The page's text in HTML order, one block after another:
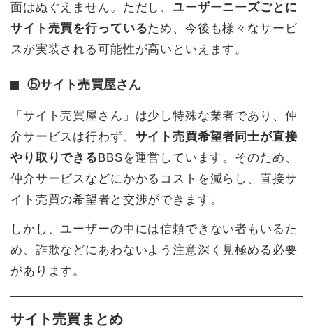
面はぬぐえません。ただし、ユーザーニーズごとに
サイト売買を行っているため、今後も様々なサービ
スが実装される可能性が高いといえます。
⑤サイト売買屋さん
「サイト売買屋さん」は少し特殊な業者であり、仲
介サービスは行わず、 サイト売買希望者同士が直接
やり取りできる BBSを運営しています。そのため、
仲介サービスなどにかかるコストを減らし、直接サ
イト売買の希望者と交渉ができます。
しかし、ユーザーの中には信頼できない者もいるた
め、詐欺などにあわないよう注意深く見極める必要
があります。
サイト売買まとめ